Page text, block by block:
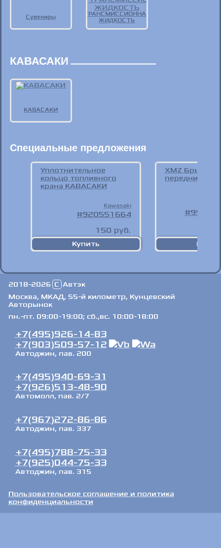
Сувениры
ТРАНСМИССИОННАЯ
ЖИДКОСТЬ
КАВАСАКИ
КАВАСАКИ
Специальные предложения
Уплотнительное
кольцо топливного
крана КАВАСАКИ
Kawasaki
920551664
150 руб.
XMZ
передние
2018-2026 C Автэк
Москва, МКАД, 55-й километр, Кунцевский
Авторынок
пн.-пт. 09:00-19:00; сб.,вс. 10:00-18:00
+7(495)926-14-83
+7(903)509-57-12
Автоджин, пав. 200
+7(495)940-69-31
+7(926)513-48-90
Автомолл, пав. 2/7
+7(967)272-86-86
Автоджин, пав. 337
+7(495)788-75-33
+7(925)044-75-33
Автоджин, пав. 315
Пользовательское соглашение и политика
конфиденциальности